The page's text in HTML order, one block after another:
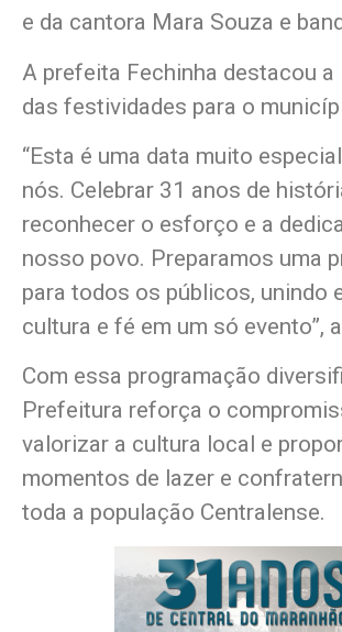
e da cantora Mara Souza e
A prefeita Fechinha destacou
das festividades para o
“Esta é uma data muito
nós. Celebrar 31 anos de
reconhecer o esforço e a
nosso povo. Preparamos uma
para todos os públicos, unindo
cultura e fé em um só evento”,
Com essa programação
Prefeitura reforça o
valorizar a cultura local e
momentos de lazer e
toda a população Centralense.